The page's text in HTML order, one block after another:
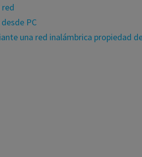
PC
una red inalámbrica propiedad